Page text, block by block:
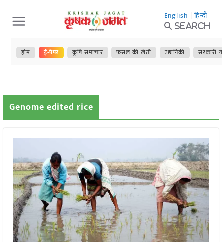
Skip
to
content
English | हिन्दी
Search
होम ई-पेपर कृषि समाचार फसल की खेती उद्यानिकी सरकारी
Genome edited rice